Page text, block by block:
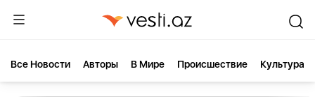
Все Новости Aвторы В Мире Происшествие Культура